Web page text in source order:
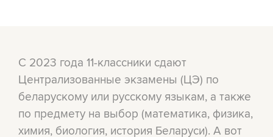
С 2023 года 11-классники сдают
Централизованные экзамены (ЦЭ) по
беларускому или русскому языкам, а также
по предмету на выбор (математика, физика,
химия, биология, история Беларуси). А вот